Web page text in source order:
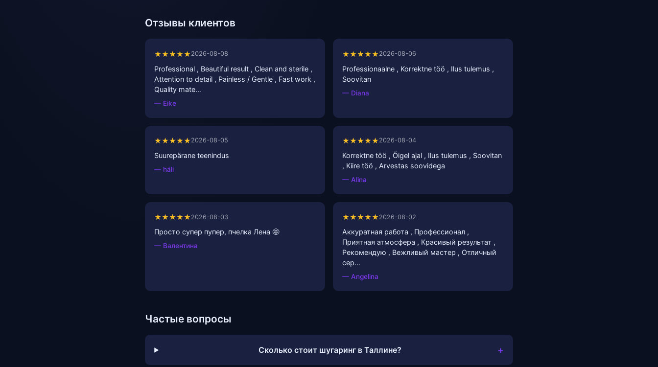
Отзывы клиентов
★★★★★2026-08-08
Professional , Beautiful result , Clean and sterile ,
Attention to detail , Painless / Gentle , Fast work ,
Quality mate…
— Eike
★★★★★2026-08-06
Professionaalne , Korrektne töö , Ilus tulemus ,
Soovitan
— Diana
★★★★★2026-08-05
Suurepärane teenindus
— häli
★★★★★2026-08-04
Korrektne töö , Õigel ajal , Ilus tulemus , Soovitan
, Kiire töö , Arvestas soovidega
— Alina
★★★★★2026-08-03
Просто супер пупер, пчелка Лена 🤩
— Валентина
★★★★★2026-08-02
Аккуратная работа , Профессионал ,
Приятная атмосфера , Красивый результат ,
Рекомендую , Вежливый мастер , Отличный
сер…
— Angelina
Частые вопросы
Сколько стоит шугаринг в Таллине? +